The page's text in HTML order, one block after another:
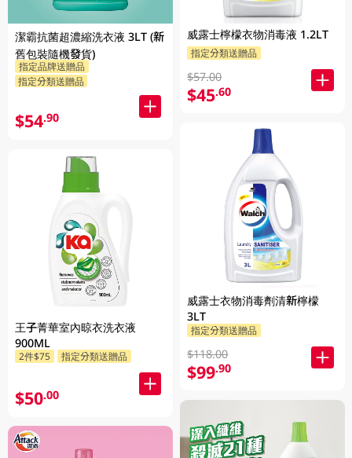
潔霸抗菌超濃縮洗衣液 3LT (新
舊包裝隨機發貨)
指定品牌送贈品
指定分類送贈品
$54.90
王子菁華室內晾衣洗衣液
900ML
2件$75 指定分類送贈品
$50.00
威露士檸檬衣物消毒液 1.2LT
指定分類送贈品
$57.00
$45.60
威露士衣物消毒劑清新檸檬
3LT
指定分類送贈品
$118.00
$99.90